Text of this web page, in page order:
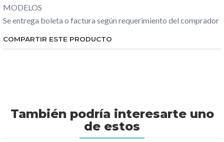
MODELOS
Se entrega boleta o factura según requerimiento del comprador
COMPARTIR ESTE PRODUCTO
También podría interesarte uno
de estos